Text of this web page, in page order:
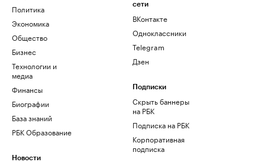
Политика
Экономика
Общество
Бизнес
Технологии и
медиа
Финансы
Биографии
База знаний
РБК Образование
Новости
сети
ВКонтакте
Одноклассники
Telegram
Дзен
Подписки
Скрыть баннеры
на РБК
Подписка на РБК
Корпоративная
подписка